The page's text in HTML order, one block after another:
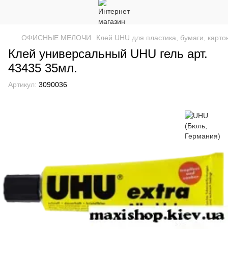
ОФИСНЫЕ МЕЛОЧИ Клей UHU для пластика, бумаги,
Клей универсальный UHU гель арт.
43435 35мл.
Артикул: 3090036